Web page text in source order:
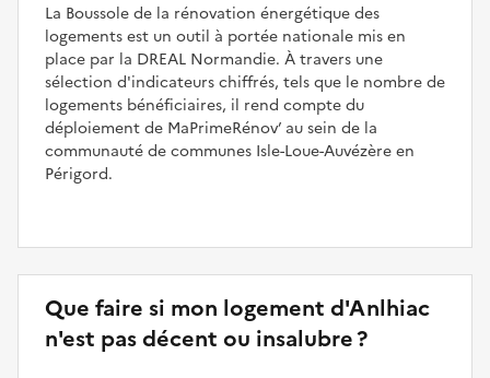
La Boussole de la rénovation énergétique des
logements est un outil à portée nationale mis en
place par la DREAL Normandie. À travers une
sélection d'indicateurs chiffrés, tels que le nombre de
logements bénéficiaires, il rend compte du
déploiement de MaPrimeRénov’ au sein de la
communauté de communes Isle-Loue-Auvézère en
Périgord.
Que faire si mon logement d'Anlhiac
n'est pas décent ou insalubre ?